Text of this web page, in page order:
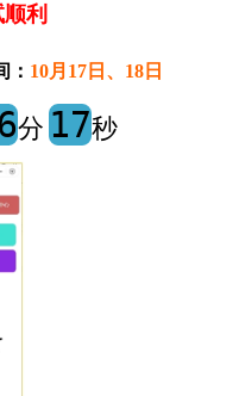
利
： 10月17日、18日
分 17秒